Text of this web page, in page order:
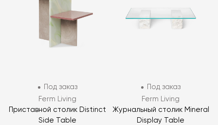
Под заказ
Ferm Living
Приставной столик Distinct
Side Table
Под заказ
Ferm Living
Журнальный столик Mineral
Display Table